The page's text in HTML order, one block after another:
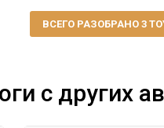
ВСЕГО РАЗОБРАНО 3
с других